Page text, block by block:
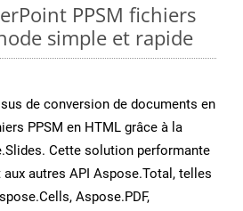
PPSM fichiers
simple et rapide
de conversion de documents en
PPSM en HTML grâce à la
Cette solution performante
aux autres API Aspose.Total, telles
Aspose.PDF,